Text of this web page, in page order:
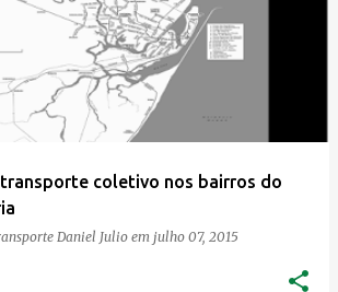
coletivo nos bairros do
Daniel Julio em julho 07, 2015